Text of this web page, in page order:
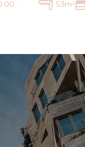
€ 400.000 k.k. 53m²